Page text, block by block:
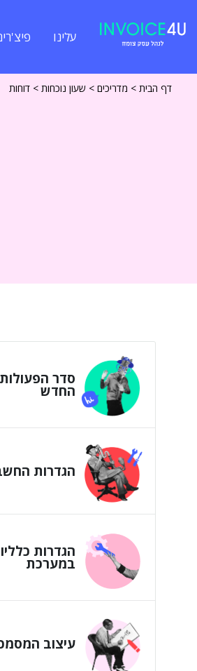
עלינו
דף הבית > מדריכים > שעון נוכחות > דוחות
סדר
החדש
הגדרות
הגדרות
במערכת
עיצוב